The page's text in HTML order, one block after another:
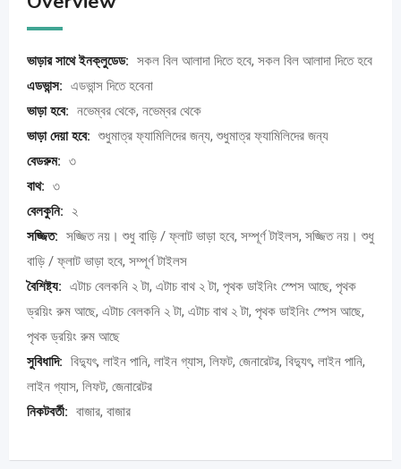
ভাড়ার সাথে ইনক্লুডেড: সকল বিল আলাদা দিতে হবে, সকল বিল আলাদা দিতে হবে
এডভান্স: এডভান্স দিতে হবেনা
ভাড়া হবে: নভেম্বর থেকে, নভেম্বর থেকে
ভাড়া দেয়া হবে: শুধুমাত্র ফ্যামিলিদের জন্য, শুধুমাত্র ফ্যামিলিদের জন্য
বেডরুম: ৩
বাথ: ৩
বেলকুনি:
২
সজ্জিত: সজ্জিত নয়। শুধু বাড়ি / ফ্লাট ভাড়া হবে, সম্পূর্ণ টাইলস, সজ্জিত নয়। শুধু
বাড়ি / ফ্লাট ভাড়া হবে, সম্পূর্ণ টাইলস
বৈশিষ্ট্য: এটাচ বেলকনি ২ টা, এটাচ বাথ ২ টা, পৃথক ডাইনিং স্পেস আছে, পৃথক
ড্রয়িং রুম আছে, এটাচ বেলকনি ২ টা, এটাচ বাথ ২ টা, পৃথক ডাইনিং স্পেস আছে,
পৃথক ড্রয়িং রুম আছে
সুবিধাদি: বিদ্যুৎ, লাইন পানি, লাইন গ্যাস, লিফট, জেনারেটর, বিদ্যুৎ, লাইন পানি,
লাইন গ্যাস, লিফট, জেনারেটর
নিকটবর্তী: বাজার, বাজার